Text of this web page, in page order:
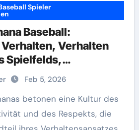
Spieler
Baseball:
Verhalten
Spielfelds,
Feb 5, 2026
und des Respekts, die